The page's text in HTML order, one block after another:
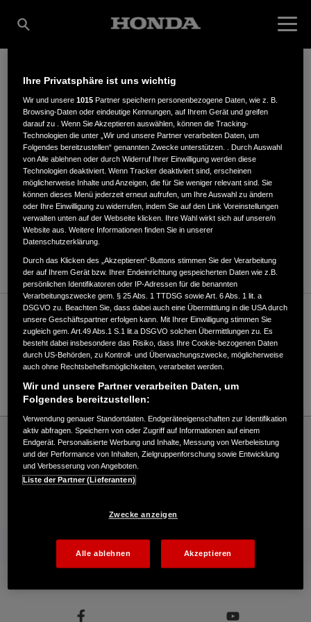
RUPP & SÖHNE E.K.
Gabelsbergerstraße 57,83022,Rosenheim
ANFAHRTSBESCHREIBUNG ANFORDERN
WEBSITE
Verkauf / Kundendienst
08031/13970
E-Mail
Honda
Industrie
Rupp & Söhne e.K. - Industrie – Honda - HONDA Deutschland Offizielle Website |
The Power of Dreams
Mehr von Honda
Ihre Privatsphäre ist uns wichtig
Wir und unsere1015 Partner speichern personenbezogene Daten, wie z. B.
Browsing-Daten oder eindeutige Kennungen, auf Ihrem Gerät und greifen
darauf zu . Wenn Sie Akzeptieren auswählen, können die Tracking-
Technologien die unter „Wir und unsere Partner verarbeiten Daten, um
Folgendes bereitzustellen“ genannten Zwecke unterstützen. . Durch Auswahl
von Alle ablehnen oder durch Widerruf Ihrer Einwilligung werden diese
Technologien deaktiviert. Wenn Tracker deaktiviert sind, erscheinen
möglicherweise Inhalte und Anzeigen, die für Sie weniger relevant sind. Sie
können dieses Menü jederzeit erneut aufrufen, um Ihre Auswahl zu ändern
oder Ihre Einwilligung zu widerrufen, indem Sie auf den Link Voreinstellungen
verwalten unten auf der Webseite klicken. Ihre Wahl wirkt sich auf unsere/n
Website aus. Weitere Informationen finden Sie in unserer
Datenschutzerklärung.
Durch das Klicken des „Akzeptieren“-Buttons stimmen Sie der Verarbeitung
der auf Ihrem Gerät bzw. Ihrer Endeinrichtung gespeicherten Daten wie z.B.
persönlichen Identifikatoren oder IP-Adressen für die benannten
Verarbeitungszwecke gem. § 25 Abs. 1 TTDSG sowie Art. 6 Abs. 1 lit. a
DSGVO zu. Beachten Sie, dass dabei auch eine Übermittlung in die USA durch
unsere Geschäftspartner erfolgen kann. Mit Ihrer Einwilligung stimmen Sie
zugleich gem. Art.49 Abs.1 S.1 lit.a DSGVO solchen Übermittlungen zu. Es
besteht dabei insbesondere das Risiko, dass Ihre Cookie-bezogenen Daten
durch US-Behörden, zu Kontroll- und Überwachungszwecke, möglicherweise
auch ohne Rechtsbehelfsmöglichkeiten, verarbeitet werden.
Wir und unsere Partner verarbeiten Daten, um
Folgendes bereitzustellen:
Verwendung genauer Standortdaten. Endgeräteeigenschaften zur Identifikation
aktiv abfragen. Speichern von oder Zugriff auf Informationen auf einem
Endgerät. Personalisierte Werbung und Inhalte, Messung von Werbeleistung
und der Performance von Inhalten, Zielgruppenforschung sowie Entwicklung
und Verbesserung von Angeboten.
Liste der Partner (Lieferanten)
Zwecke anzeigen
Alle ablehnen Akzeptieren